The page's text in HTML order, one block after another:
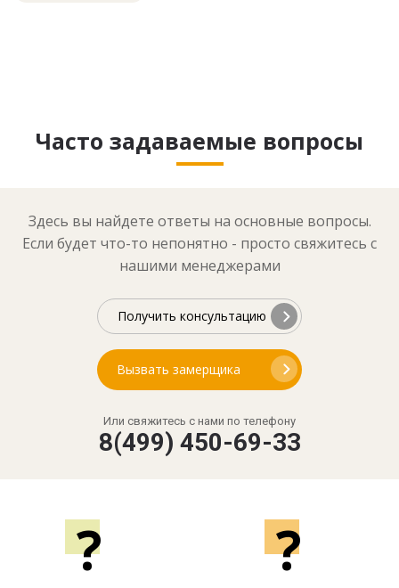
Часто задаваемые вопросы
Здесь вы найдете ответы на основные вопросы.
Если будет что-то непонятно - просто свяжитесь с
нашими менеджерами
Получить консультацию
Вызвать замерщика
Или свяжитесь с нами по телефону
8(499) 450-69-33
? ?